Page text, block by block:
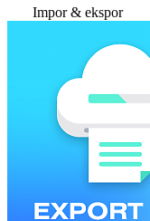
Impor & ekspor